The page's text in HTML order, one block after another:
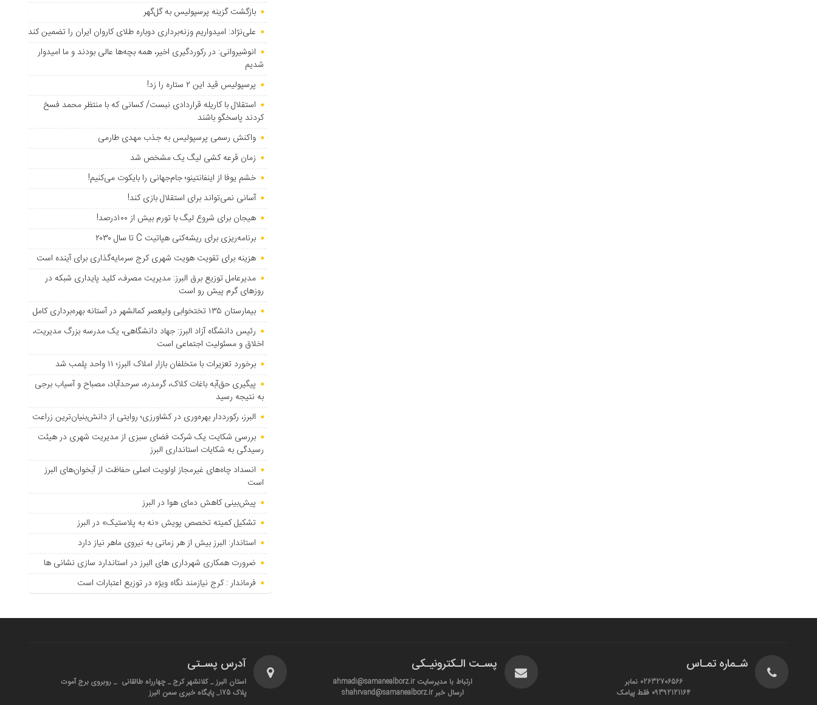
بازگشت گزینه پرسپولیس به ‌گل‌گهر
علی‌نژاد: امیدواریم وزنه‌برداری دوباره طلای کاروان ایران را تضمین کند
انوشیروانی: در رکوردگیری اخیر، همه بچه‌ها عالی بودند و ما امیدوار
شدیم
پرسپولیس قید این ۲ ستاره را زد!
استقلال با کاریله قراردادی نبست/ کسانی که با منتظر محمد فسخ
کردند پاسخگو باشند
واکنش رسمی پرسپولیس به جذب مهدی طارمی
زمان قرعه کشی لیگ یک مشخص شد
خشم یوفا از اینفانتینو؛ جام‌جهانی را بایکوت می‌کنیم!
آسانی نمی‌تواند برای استقلال بازی کند!
هیجان برای شروع لیگ با تورم بیش از ۱۰۰درصد!
برنامه‌ریزی برای ریشه‌کنی هپاتیت C تا سال ۲۰۳۰
هزینه برای تقویت هویت شهری کرج سرمایه‌گذاری برای آینده است
مدیرعامل توزیع برق البرز: مدیریت مصرف، کلید پایداری شبکه در
روزهای گرم پیش رو است
بیمارستان ۱۳۵ تختخوابی ولیعصر کمالشهر در آستانه بهره‌برداری کامل
رئیس دانشگاه آزاد البرز: جهاد دانشگاهی، یک مدرسه بزرگ مدیریت،
اخلاق و مسئولیت اجتماعی است
برخورد تعزیرات با متخلفان بازار املاک البرز؛ ۱۱ واحد پلمب شد
پیگیری حق‌آبه باغات کلاک، گرمدره، سرحدآباد، مصباح و آسیاب برجی
به نتیجه رسید
البرز، رکورددار بهره‌وری در کشاورزی؛ روایتی از دانش‌بنیان‌ترین زراعت
بررسی شکایت یک شرکت فضای سبزی از مدیریت شهری در هیئت
رسیدگی به شکایات استانداری البرز
انسداد چاه‌های غیرمجاز اولویت اصلی حفاظت از آبخوان‌های البرز
است
پیش‌بینی کاهش دمای هوا در البرز
تشکیل کمیته تخصص پویش «نه به پلاستیک» در البرز
استاندار: البرز بیش از هر زمانی به نیروی ماهر نیاز دارد
ضرورت همکاری شهرداری های البرز در استاندارد سازی نشانی ها
فرماندار : کرج نیازمند نگاه ویژه در توزیع اعتبارات است
شـماره تمـاس
02632706566 نمابر
09392121164 فقط پیامک
پسـت الـکترونیـکی
ارتباط با مدیرسایت ahmadi@samanealborz.ir
ارسال خبر shahrvand@samanealborz.ir
آدرس پسـتی
استان البرز _ کلانشهر کرج _ چهارراه طالقانی _ روبروی برج آموت
پلاک 175_ پایگاه خبری سمن البرز